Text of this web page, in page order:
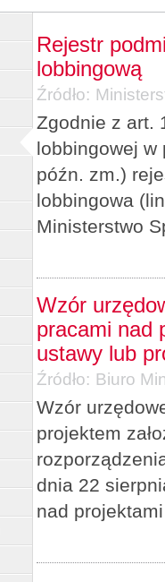
Rejestr
lobbingową
Źródło:
Zgodnie z art.
lobbingowej w
późn. zm.)
lobbingowa
Ministerstwo
Wzór
pracami nad
ustawy lub
Źródło: Biuro
Wzór
projektem
dnia 22
nad